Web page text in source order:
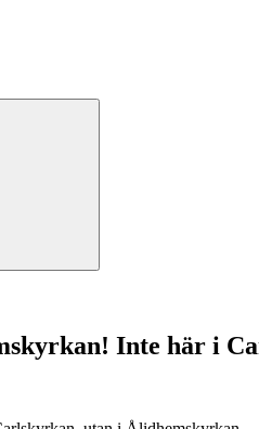
Inte här i